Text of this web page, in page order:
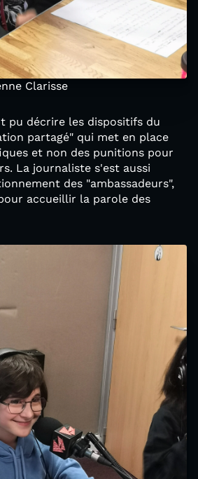
Clarisse
pu décrire les dispositifs du
partagé" qui met en place
et non des punitions pour
La journaliste s'est aussi
des "ambassadeurs",
accueillir la parole des